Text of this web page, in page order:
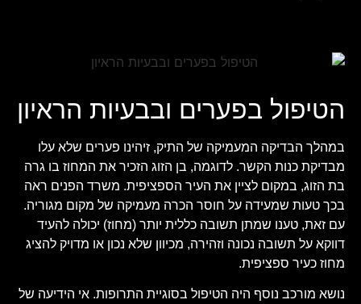
הטיפול בפערים ובבעיות הראיון
במהלך הבדיקה המעמיקה של התיק, זיהינו פערים שלא עלו
מבדיקת כנות הקשר. לדוגמה, בן הזוג הזכיר את המחוז בו גרה
בת הזוג, במקום לציין את העיר הספציפית. משרד הפנים ראה
בכך טעות שמעידה על חוסר הכרה מעמיקה של מקום מגוריה.
עם זאת, טענו שמתן תשובה כללית יותר (מחוז) יכולה להעיד
דווקא על תשובה נכונה וזהירה, מכיוון שלא נכון או מדויק להציג
מחוז כעיר ספציפית.
נושא מורכב נוסף היה הטיפול בסוגיית התרופות. אי הידיעה של